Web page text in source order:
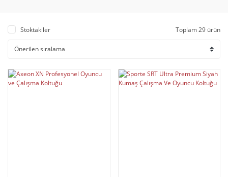
Stoktakiler Toplam 29 ürün